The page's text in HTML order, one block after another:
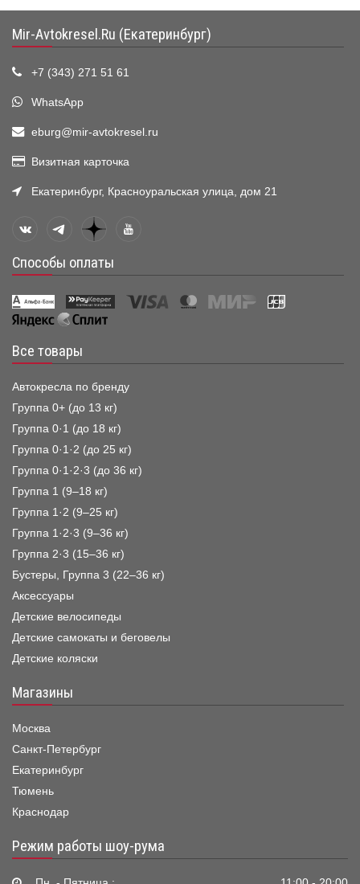
Mir-Avtokresel.Ru (Екатеринбург)
+7 (343) 271 51 61
WhatsApp
eburg@mir-avtokresel.ru
Визитная карточка
Екатеринбург, Красноуральская улица, дом 21
Способы оплаты
Все товары
Автокресла по бренду
Группа 0+ (до 13 кг)
Группа 0·1 (до 18 кг)
Группа 0·1·2 (до 25 кг)
Группа 0·1·2·3 (до 36 кг)
Группа 1 (9–18 кг)
Группа 1·2 (9–25 кг)
Группа 1·2·3 (9–36 кг)
Группа 2·3 (15–36 кг)
Бустеры, Группа 3 (22–36 кг)
Аксессуары
Детские велосипеды
Детские самокаты и беговелы
Детские коляски
Магазины
Москва
Санкт-Петербург
Екатеринбург
Тюмень
Краснодар
Режим работы шоу-рума